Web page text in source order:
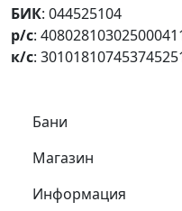
БИК: 044525104
р/с:
к/с:
Самое важное
Бани
Магазин
Информация